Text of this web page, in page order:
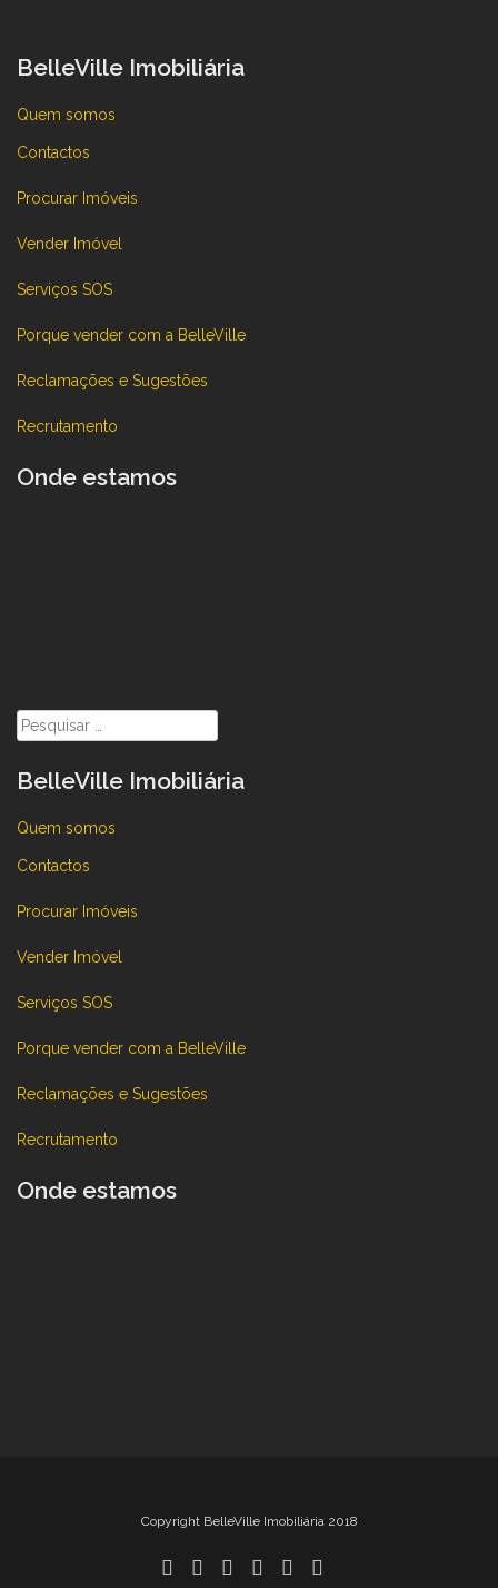
BelleVille Imobiliária
Quem somos
Contactos
Procurar Imóveis
Vender Imóvel
Serviços SOS
Porque vender com a BelleVille
Reclamações e Sugestões
Recrutamento
Onde estamos
Pesquisar
por:
BelleVille Imobiliária
Quem somos
Contactos
Procurar Imóveis
Vender Imóvel
Serviços SOS
Porque vender com a BelleVille
Reclamações e Sugestões
Recrutamento
Onde estamos
Copyright BelleVille Imobiliária 2018